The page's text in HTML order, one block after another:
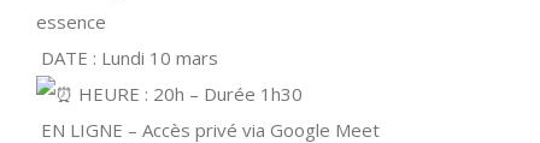
essence
DATE : Lundi 10 mars
HEURE : 20h – Durée 1h30
EN LIGNE – Accès privé via Google Meet